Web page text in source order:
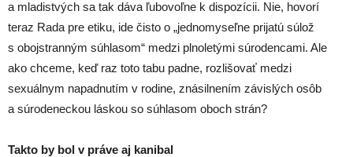
a mladistvých sa tak dáva ľubovoľne k dispozícii. Nie, hovorí
teraz Rada pre etiku, ide čisto o „jednomyseľne prijatú súlož
s obojstranným súhlasom“ medzi plnoletými súrodencami. Ale
ako chceme, keď raz toto tabu padne, rozlišovať medzi
sexuálnym napadnutím v rodine, znásilnením závislých osôb
a súrodeneckou láskou so súhlasom oboch strán?
Takto by bol v práve aj kanibal